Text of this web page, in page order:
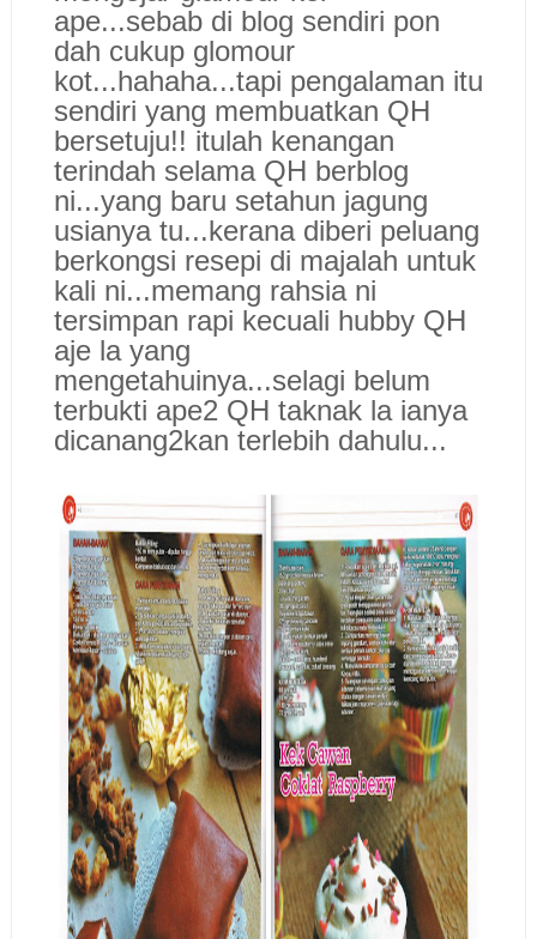
ape...sebab di blog sendiri pon
dah cukup glomour
kot...hahaha...tapi pengalaman itu
sendiri yang membuatkan QH
bersetuju!! itulah kenangan
terindah selama QH berblog
ni...yang baru setahun jagung
usianya tu...kerana diberi peluang
berkongsi resepi di majalah untuk
kali ni...memang rahsia ni
tersimpan rapi kecuali hubby QH
aje la yang
mengetahuinya...selagi belum
terbukti ape2 QH taknak la ianya
dicanang2kan terlebih dahulu...